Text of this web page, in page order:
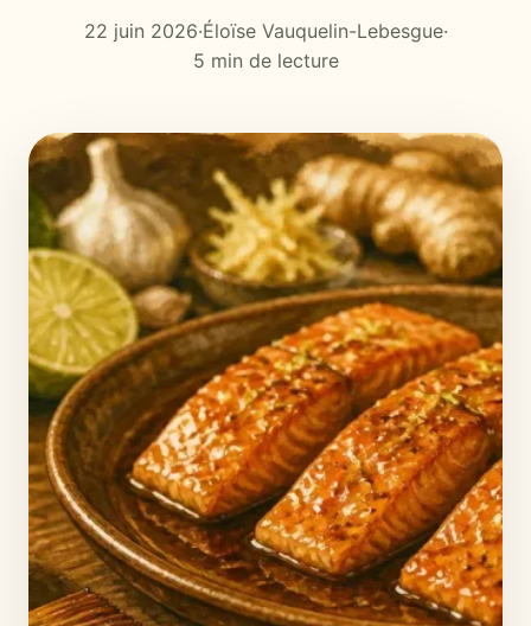
22 juin 2026·Éloïse Vauquelin-Lebesgue·
5 min de lecture